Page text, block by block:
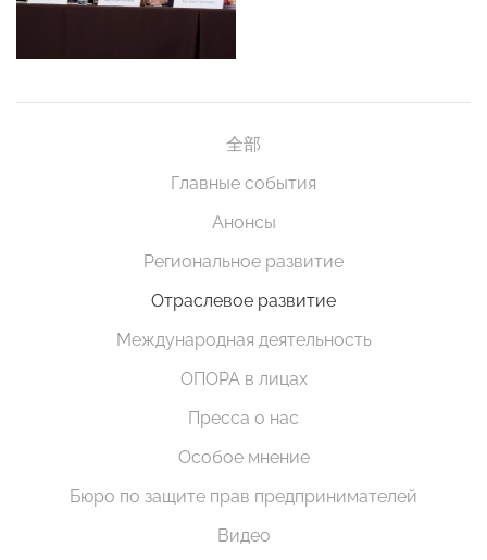
全部
Главные события
Анонсы
Региональное развитие
Отраслевое развитие
Международная деятельность
ОПОРА в лицах
Пресса о нас
Особое мнение
Бюро по защите прав предпринимателей
Видео